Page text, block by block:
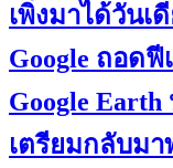
เพิ่งมาได้วันเ
Google ถอดฟี
Google
เตรียมกลับม